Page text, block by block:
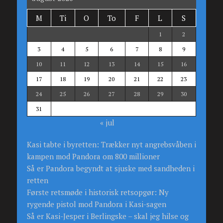
M
Ti O To F L S
1
2
3
4 5 6 7 8
9
10
11 12 13 14 15
16
17
18 19 20 21 22
23
24
25 26 27 28 29
30
31
« jul
Kasi tabte i byretten: Trækker nyt angrebsvåben i
kampen mod Pandora om 800 millioner
Så er Pandora begyndt at sjuske med sandheden i
retten
Første retsmøde i historisk retsopgør: Ny
rygende pistol mod Pandora i Kasi-sagen
Så er Kasi-Jesper i Berlingske – skal jeg hilse og